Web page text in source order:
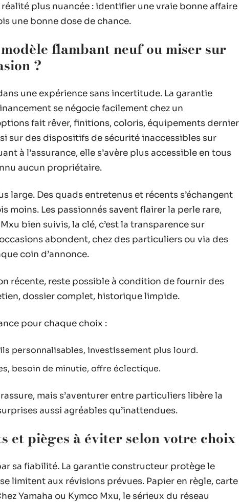
plus nuancée : identifier une vraie bonne affaire
une bonne dose de chance.
flambant neuf ou miser sur
?
une expérience sans incertitude. La garantie
se négocie facilement chez un
fait rêver, finitions, coloris, équipements dernier
sur des dispositifs de sécurité inaccessibles sur
à l’assurance, elle s’avère plus accessible en tous
aucun propriétaire.
large. Des quads entretenus et récents s’échangent
moins. Les passionnés savent flairer la perle rare,
bien suivis, la clé, c’est la transparence sur
abondent, chez des particuliers ou via des
coin d’annonce.
récente, reste possible à condition de fournir des
dossier complet, historique limpide.
pour chaque choix :
personnalisables, investissement plus lourd.
besoin de minutie, offre éclectique.
mais s’aventurer entre particuliers libère la
aussi agréables qu’inattendues.
et pièges à éviter selon votre choix
sa fiabilité. La garantie constructeur protège le
limitent aux révisions prévues. Papier en règle, carte
Yamaha ou Kymco Mxu, le sérieux du réseau